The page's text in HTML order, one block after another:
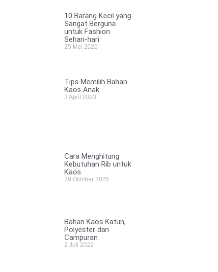
10 Barang Kecil yang
Sangat Berguna
untuk Fashion
Sehari-hari
25 Mei 2026
Tips Memilih Bahan
Kaos Anak
3 April 2023
Cara Menghitung
Kebutuhan Rib untuk
Kaos
29 Oktober 2025
Bahan Kaos Katun,
Polyester dan
Campuran
2 Juli 2022